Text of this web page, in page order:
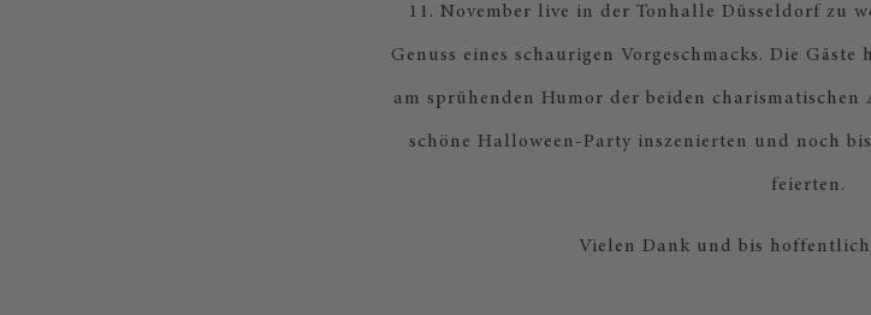
11. November live in der Tonhalle Düsseldorf zu
Genuss eines schaurigen Vorgeschmacks. Die
am sprühenden Humor der beiden charismatischen
schöne Halloween-Party inszenierten und noch
feierten.
Vielen Dank und bis